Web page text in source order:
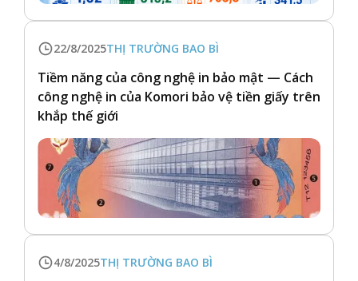
22/8/2025THỊ TRƯỜNG BAO BÌ
Tiềm năng của công nghệ in bảo mật — Cách
công nghệ in của Komori bảo vệ tiền giấy trên
khắp thế giới
4/8/2025THỊ TRƯỜNG BAO BÌ